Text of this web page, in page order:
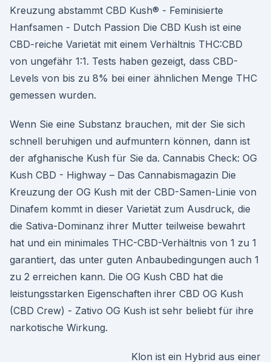
Kreuzung abstammt CBD Kush® - Feminisierte
Hanfsamen - Dutch Passion Die CBD Kush ist eine
CBD-reiche Varietät mit einem Verhältnis THC:CBD
von ungefähr 1:1. Tests haben gezeigt, dass CBD-
Levels von bis zu 8% bei einer ähnlichen Menge THC
gemessen wurden.
Wenn Sie eine Substanz brauchen, mit der Sie sich
schnell beruhigen und aufmuntern können, dann ist
der afghanische Kush für Sie da. Cannabis Check: OG
Kush CBD - Highway – Das Cannabismagazin Die
Kreuzung der OG Kush mit der CBD-Samen-Linie von
Dinafem kommt in dieser Varietät zum Ausdruck, die
die Sativa-Dominanz ihrer Mutter teilweise bewahrt
hat und ein minimales THC-CBD-Verhältnis von 1 zu 1
garantiert, das unter guten Anbaubedingungen auch 1
zu 2 erreichen kann. Die OG Kush CBD hat die
leistungsstarken Eigenschaften ihrer CBD OG Kush
(CBD Crew) - Zativo OG Kush ist sehr beliebt für ihre
narkotische Wirkung.
Klon ist ein Hybrid aus einer